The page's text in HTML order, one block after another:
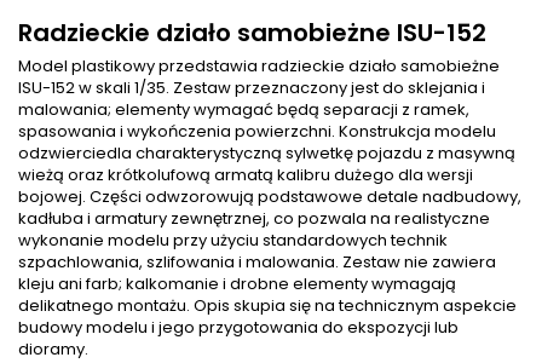
Radzieckie działo samobieżne ISU-152
Model plastikowy przedstawia radzieckie działo samobieżne
ISU-152 w skali 1/35. Zestaw przeznaczony jest do sklejania i
malowania; elementy wymagać będą separacji z ramek,
spasowania i wykończenia powierzchni. Konstrukcja modelu
odzwierciedla charakterystyczną sylwetkę pojazdu z masywną
wieżą oraz krótkolufową armatą kalibru dużego dla wersji
bojowej. Części odwzorowują podstawowe detale nadbudowy,
kadłuba i armatury zewnętrznej, co pozwala na realistyczne
wykonanie modelu przy użyciu standardowych technik
szpachlowania, szlifowania i malowania. Zestaw nie zawiera
kleju ani farb; kalkomanie i drobne elementy wymagają
delikatnego montażu. Opis skupia się na technicznym aspekcie
budowy modelu i jego przygotowania do ekspozycji lub
dioramy.